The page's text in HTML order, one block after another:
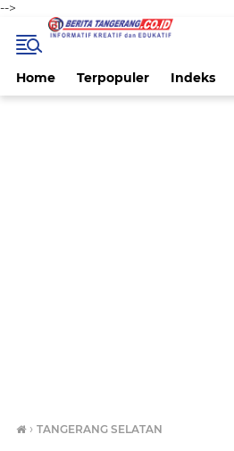
-->
Home Terpopuler Indeks
› TANGERANG SELATAN